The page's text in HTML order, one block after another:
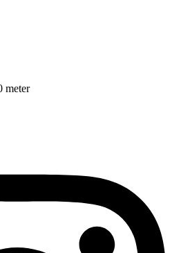
meter